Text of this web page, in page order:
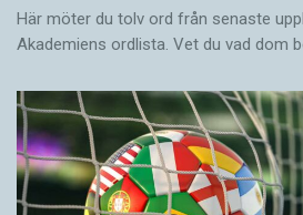
Här möter du tolv ord från senaste
Akademiens ordlista. Vet du vad dom